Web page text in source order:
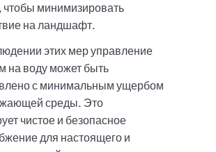
чтобы минимизировать
на ландшафт.
этих мер управление
на воду может быть
с минимальным ущербом
среды. Это
чистое и безопасное
для настоящего и